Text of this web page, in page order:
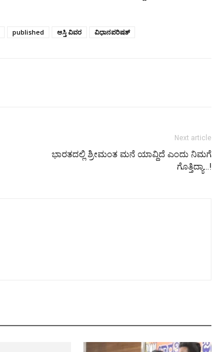
published ಆಸ್ತಿ ವಿವರ ವಿಧಾನಪರಿಷತ್‌
Next article
ಭಾರತದಲ್ಲಿ ಶ್ರೀಮಂತ ಮನೆ ಯಾವ್ದಿದೆ ಎಂದು ನಿಮಗೆ
ಗೊತ್ತಿದ್ಯಾ…!